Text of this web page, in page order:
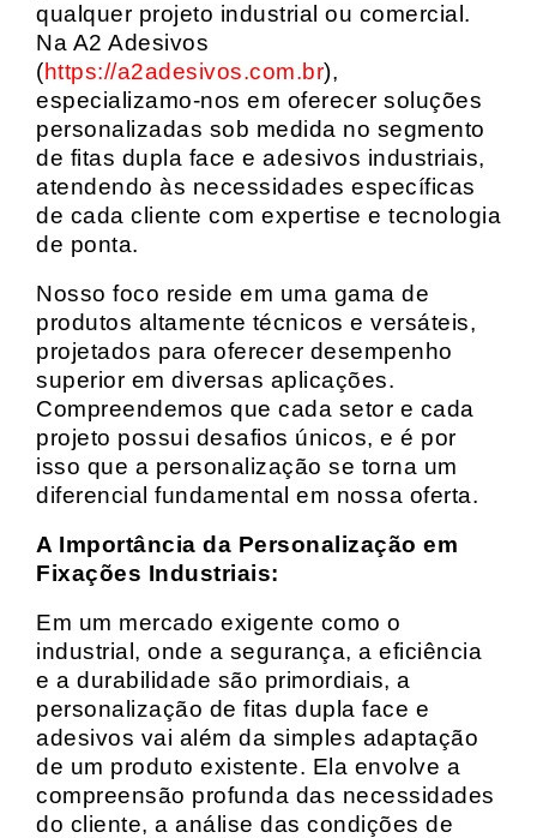
qualquer projeto industrial ou comercial.
Na A2 Adesivos
(https://a2adesivos.com.br),
especializamo-nos em oferecer soluções
personalizadas sob medida no segmento
de fitas dupla face e adesivos industriais,
atendendo às necessidades específicas
de cada cliente com expertise e tecnologia
de ponta.
Nosso foco reside em uma gama de
produtos altamente técnicos e versáteis,
projetados para oferecer desempenho
superior em diversas aplicações.
Compreendemos que cada setor e cada
projeto possui desafios únicos, e é por
isso que a personalização se torna um
diferencial fundamental em nossa oferta.
A Importância da Personalização em
Fixações Industriais:
Em um mercado exigente como o
industrial, onde a segurança, a eficiência
e a durabilidade são primordiais, a
personalização de fitas dupla face e
adesivos vai além da simples adaptação
de um produto existente. Ela envolve a
compreensão profunda das necessidades
do cliente, a análise das condições de